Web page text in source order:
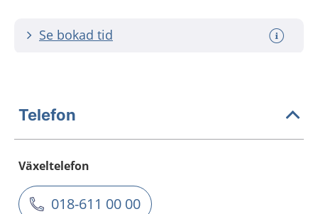
Se bokad tid
Telefon
Växeltelefon
018-611 00 00